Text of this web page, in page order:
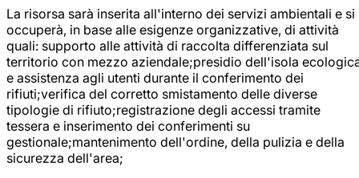
La risorsa sarà inserita all'interno dei servizi ambientali e si
occuperà, in base alle esigenze organizzative, di attività
quali: supporto alle attività di raccolta differenziata sul
territorio con mezzo aziendale;presidio dell'isola
e assistenza agli utenti durante il conferimento dei
rifiuti;verifica del corretto smistamento delle diverse
tipologie di rifiuto;registrazione degli accessi tramite
tessera e inserimento dei conferimenti su
gestionale;mantenimento dell'ordine, della pulizia e della
sicurezza dell'area;